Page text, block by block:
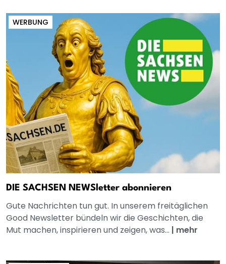
WERBUNG
DIE SACHSEN NEWSletter abonnieren
Gute Nachrichten tun gut. In unserem freitäglichen
Good Newsletter bündeln wir die Geschichten, die
Mut machen, inspirieren und zeigen, was... | mehr